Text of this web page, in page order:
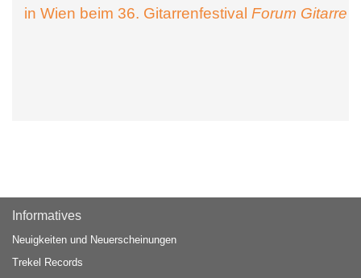
in Wien beim 36. Gitarrenfestival Forum Gitarre
Informatives
Neuigkeiten und Neuerscheinungen
Trekel Records